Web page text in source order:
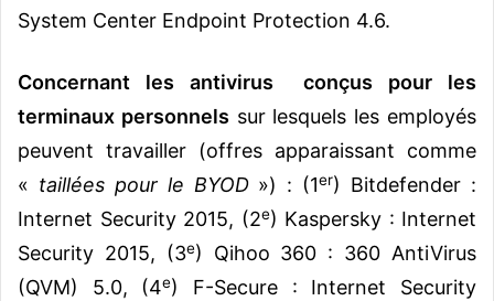
System Center Endpoint Protection 4.6.
Concernant les antivirus conçus pour les
terminaux personnels sur lesquels les employés
peuvent travailler (offres apparaissant comme
« taillées pour le BYOD») : (1er) Bitdefender :
Internet Security 2015, (2e) Kaspersky : Internet
Security 2015, (3e) Qihoo 360 : 360 AntiVirus
(QVM) 5.0, (4e) F-Secure : Internet Security